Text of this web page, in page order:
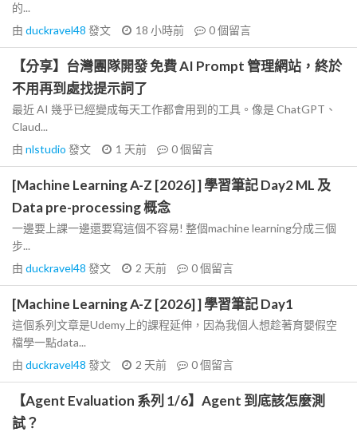
的...
由 duckravel48 發文 18 小時前 0個留言
【分享】台灣團隊開發 免費 AI Prompt 管理網站，終於
不用再到處找提示詞了
最近 AI 幾乎已經變成每天工作都會用到的工具。像是 ChatGPT、
Claud...
由 nlstudio 發文 1 天前 0個留言
[Machine Learning A-Z [2026] ] 學習筆記 Day2 ML 及
Data pre-processing 概念
一邊要上課一邊還要寫這個不容易! 整個machine learning分成三個
步...
由 duckravel48 發文 2 天前 0個留言
[Machine Learning A-Z [2026] ] 學習筆記 Day1
這個系列文章是Udemy上的課程延伸，因為我個人想趁著育嬰假空
檔學一點data...
由 duckravel48 發文 2 天前 0個留言
【Agent Evaluation 系列 1/6】Agent 到底該怎麼測
試？